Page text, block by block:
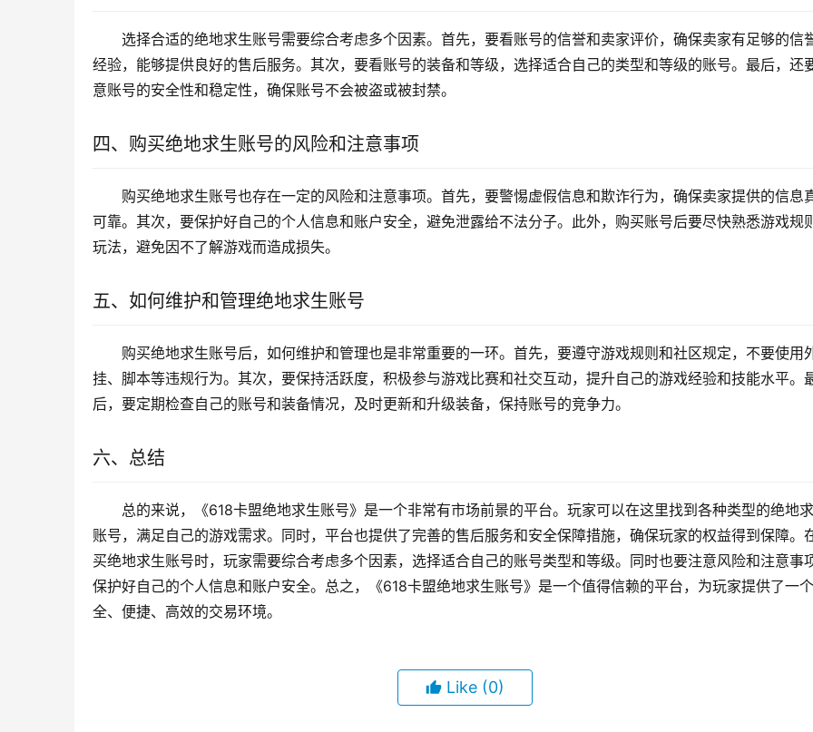
选择合适的绝地求生账号需要综合考虑多个因素。首先，要看账号的信誉和卖家评价，确保卖家有足够的信
经验，能够提供良好的售后服务。其次，要看账号的装备和等级，选择适合自己的类型和等级的账号。最后，还
意账号的安全性和稳定性，确保账号不会被盗或被封禁。
四、购买绝地求生账号的风险和注意事项
购买绝地求生账号也存在一定的风险和注意事项。首先，要警惕虚假信息和欺诈行为，确保卖家提供的信息
可靠。其次，要保护好自己的个人信息和账户安全，避免泄露给不法分子。此外，购买账号后要尽快熟悉游戏规
玩法，避免因不了解游戏而造成损失。
五、如何维护和管理绝地求生账号
购买绝地求生账号后，如何维护和管理也是非常重要的一环。首先，要遵守游戏规则和社区规定，不要使用
挂、脚本等违规行为。其次，要保持活跃度，积极参与游戏比赛和社交互动，提升自己的游戏经验和技能水平。
后，要定期检查自己的账号和装备情况，及时更新和升级装备，保持账号的竞争力。
六、总结
总的来说，《618卡盟绝地求生账号》是一个非常有市场前景的平台。玩家可以在这里找到各种类型的绝地
账号，满足自己的游戏需求。同时，平台也提供了完善的售后服务和安全保障措施，确保玩家的权益得到保障。
买绝地求生账号时，玩家需要综合考虑多个因素，选择适合自己的账号类型和等级。同时也要注意风险和注意事
保护好自己的个人信息和账户安全。总之，《618卡盟绝地求生账号》是一个值得信赖的平台，为玩家提供了一
全、便捷、高效的交易环境。
Like (0)